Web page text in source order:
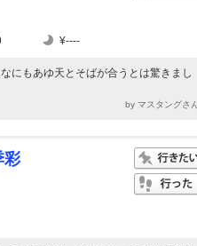
¥----
にもあゆ天とそばが合うとは驚きまし
by マスタングさん
彩